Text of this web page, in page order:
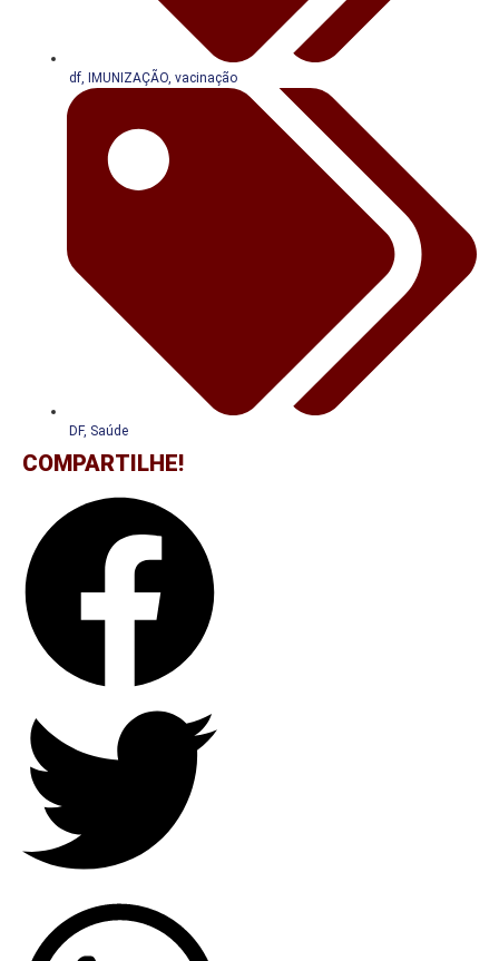
df, IMUNIZAÇÃO, vacinação
DF, Saúde
COMPARTILHE!